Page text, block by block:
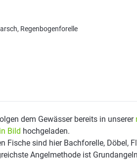
Regenbogenforelle
dem Gewässer bereits in unserer
Bild hochgeladen.
Fische sind hier Bachforelle, Döbel,
Angelmethode ist